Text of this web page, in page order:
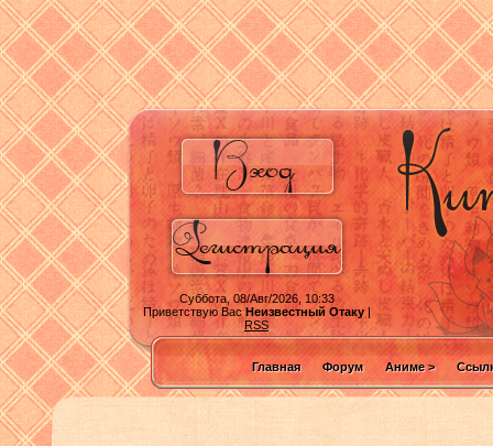
Суббота, 08/Авг/2026, 10:33
Приветствую ВасНеизвестный Отаку|
RSS
Главная Форум Аниме >